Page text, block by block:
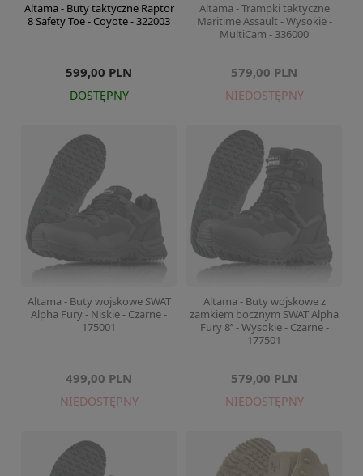
Altama - Buty taktyczne Raptor
8 Safety Toe - Coyote - 322003
599,00 PLN
DOSTĘPNY
Altama - Trampki taktyczne
Maritime Assault - Wysokie -
MultiCam - 336000
579,00 PLN
NIEDOSTĘPNY
Altama - Buty wojskowe SWAT
Alpha Fury - Niskie - Czarne -
175001
499,00 PLN
NIEDOSTĘPNY
Altama - Buty wojskowe z
zamkiem bocznym SWAT Alpha
Fury 8’’ - Wysokie - Czarne -
177501
579,00 PLN
NIEDOSTĘPNY